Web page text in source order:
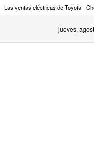
Las ventas eléctricas de Toyota
jueves,